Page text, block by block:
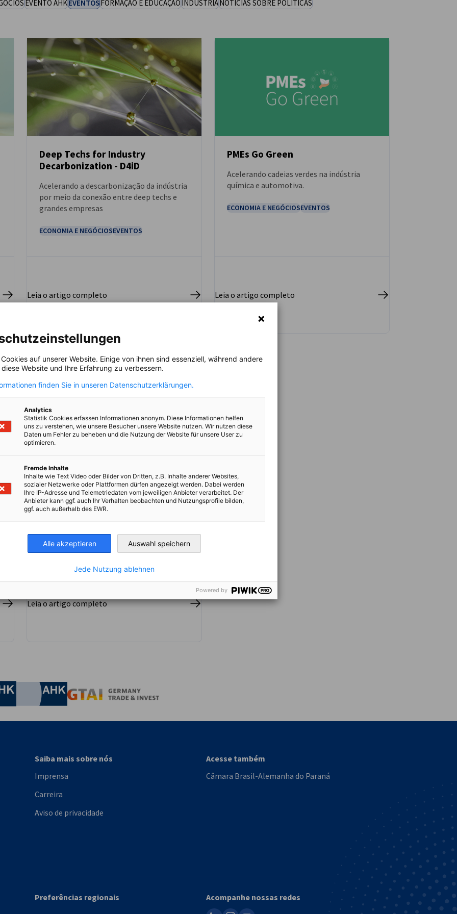
EVENTO AHKEVENTOSFORMAÇÃO E EDUCAÇÃOINDÚSTRIANOTÍCIAS SOBRE POLÍTICAS
Deep Techs for Industry
Decarbonization - D4iD
Acelerando a descarbonização da indústria
por meio da conexão entre deep techs e
grandes empresas
ECONOMIA E NEGÓCIOSEVENTOS
Leia o artigo completo
NOTÍCIAS
PMEs Go Green
Acelerando cadeias verdes na indústria
química e automotiva.
ECONOMIA E NEGÓCIOSEVENTOS
Leia o artigo completo
NOTÍCIAS
Award
Com essa premiação temos o objetivo de
reconhecer startups com tecnologias para
ECONOMIA E NEGÓCIOS EVENTOS
Leia o artigo completo
of Commerce and Industry
Chamber of Commerce and Industry
AHK.de
Saiba mais sobre nós
Imprensa
Carreira
Aviso de privacidade
Acesse também
Câmara Brasil-Alemanha do Paraná
Preferências regionais
Acompanhe nossas redes
auf unserer Website. Einige von ihnen sind essenziell, während andere
Website und Ihre Erfahrung zu verbessern.
finden Sie in unseren Datenschutzerklärungen.
Analytics
Statistik Cookies erfassen Informationen anonym. Diese Informationen helfen
uns zu verstehen, wie unsere Besucher unsere Website nutzen. Wir nutzen diese
Daten um Fehler zu beheben und die Nutzung der Website für unsere User zu
optimieren.
Fremde Inhalte
Inhalte wie Text Video oder Bilder von Dritten, z.B. Inhalte anderer Websites,
sozialer Netzwerke oder Plattformen dürfen angezeigt werden. Dabei werden
Ihre IP-Adresse und Telemetriedaten vom jeweiligen Anbieter verarbeitet. Der
Anbieter kann ggf. auch Ihr Verhalten beobachten und Nutzungsprofile bilden,
ggf. auch außerhalb des EWR.
Alle akzeptieren Auswahl speichern
Jede Nutzung ablehnen
Powered by